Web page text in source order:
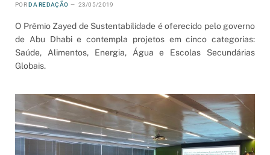
POR DA REDAÇÃO 23/05/2019
O Prêmio Zayed de Sustentabilidade é oferecido pelo governo
de Abu Dhabi e contempla projetos em cinco categorias:
Saúde, Alimentos, Energia, Água e Escolas Secundárias
Globais.